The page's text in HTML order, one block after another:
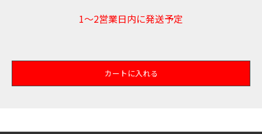
1～2営業日内に発送予定
カートに入れる